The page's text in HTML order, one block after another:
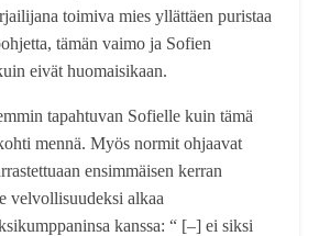
toimiva mies yllättäen puristaa
tämän vaimo ja Sofien
eivät huomaisikaan.
tapahtuvan Sofielle kuin tämä
mennä. Myös normit ohjaavat
ensimmäisen kerran
velvollisuudeksi alkaa
kanssa: “ [–] ei siksi